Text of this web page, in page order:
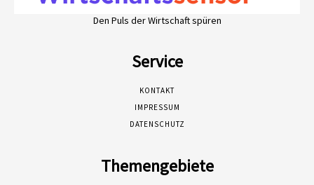
Den Puls der Wirtschaft spüren
Service
KONTAKT
IMPRESSUM
DATENSCHUTZ
Themengebiete